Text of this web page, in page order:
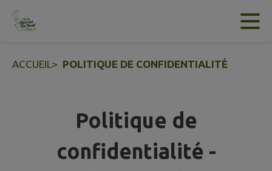
Contenu
ACCUEIL> POLITIQUE DE CONFIDENTIALITÉ
Politique de
confidentialité -